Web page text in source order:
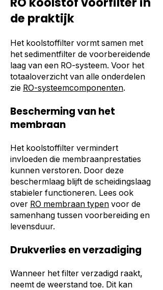
de praktijk
Het koolstoffilter vormt samen met
het sedimentfilter de voorbereidende
laag van een RO-systeem. Voor het
totaaloverzicht van alle onderdelen
zie RO-systeemcomponenten.
Bescherming van het
membraan
Het koolstoffilter vermindert
invloeden die membraanprestaties
kunnen verstoren. Door deze
beschermlaag blijft de scheidingslaag
stabieler functioneren. Lees ook
over RO membraan typen voor de
samenhang tussen voorbereiding en
levensduur.
Drukverlies en verzadiging
Wanneer het filter verzadigd raakt,
neemt de weerstand toe. Dit kan